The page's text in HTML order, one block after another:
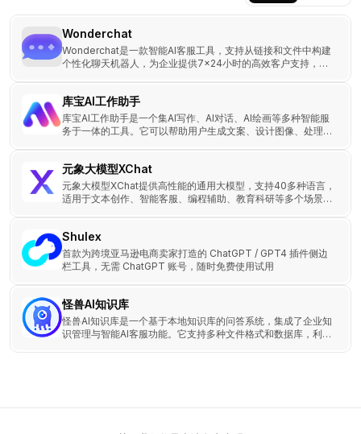
Wonderchat
Wonderchat是一款智能AI客服工具，支持从链接和文件中构建
个性化聊天机器人，为企业提供7×24小时的高效客户支持，提
库宝AI工作助手
库宝AI工作助手是一个集AI写作、AI对话、AI绘画等多种智能服
务于一体的工具。它可以帮助用户生成文案、设计图像、处理文
元象大模型XChat
元象大模型XChat提供高性能的通用大模型，支持40多种语言，
适用于文本创作、智能客服、编程辅助、教育科研等多个场景，
Shulex
首款为跨境亚马逊电商卖家打造的 ChatGPT / GPT4 插件侧边
栏工具，无需 ChatGPT 账号，随时免费使用试用
怪兽AI知识库
怪兽AI知识库是一个基于本地知识库的问答系统，集成了企业知
识管理与智能AI客服功能。它支持多种文件格式和数据库，利用